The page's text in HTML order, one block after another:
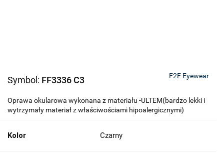
Symbol: FF3336 C3 F2F Eyewear
Oprawa okularowa wykonana z materiału -ULTEM(bardzo lekki i
wytrzymały materiał z właściwościami hipoalergicznymi)
Kolor Czarny